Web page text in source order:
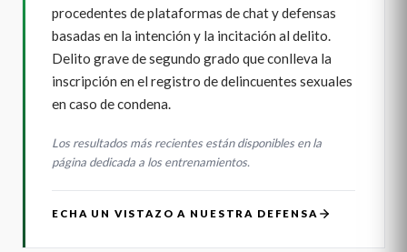
procedentes de plataformas de chat y defensas
basadas en la intención y la incitación al delito.
Delito grave de segundo grado que conlleva la
inscripción en el registro de delincuentes sexuales
en caso de condena.
Los resultados más recientes están disponibles en la
página dedicada a los entrenamientos.
ECHA UN VISTAZO A NUESTRA DEFENSA